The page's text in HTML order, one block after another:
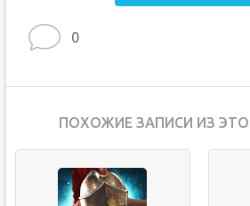
0
ПОХОЖИЕ ЗАПИСИ ИЗ